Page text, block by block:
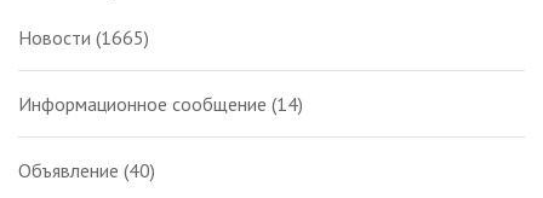
Новости (1665)
Информационное сообщение (14)
Объявление (40)